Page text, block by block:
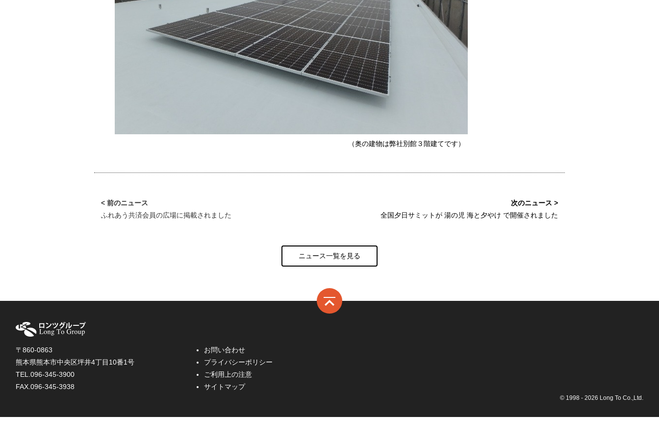
（奥の建物は弊社別館３階建てです）
ふれあう共済会員の広場に掲載されました 全国夕日サミットが 湯の児 海と夕やけ で開催されました
ニュース一覧を見る
〒860-0863
熊本県熊本市中央区坪井4丁目10番1号
TEL.096-345-3900
FAX.096-345-3938
お問い合わせ
プライバシーポリシー
ご利用上の注意
サイトマップ
© 1998 - 2026 Long To Co.,Ltd.